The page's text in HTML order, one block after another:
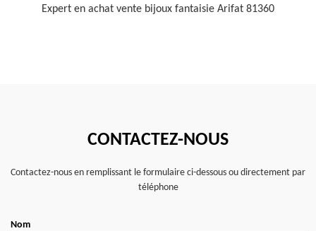
Expert en achat vente bijoux fantaisie Arifat 81360
CONTACTEZ-NOUS
Contactez-nous en remplissant le formulaire ci-dessous ou directement par
téléphone
Nom